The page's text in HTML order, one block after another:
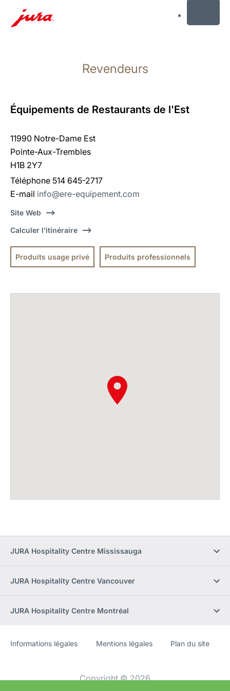
recherche
Revendeurs
Équipements de Restaurants de l'Est
11990 Notre-Dame Est
Pointe-Aux-Trembles
H1B 2Y7
Téléphone 514 645-2717
E-mail info@ere-equipement.com
Site Web
Calculer l’itinéraire
Produits usage privé Produits professionnels
JURA Hospitality Centre Mississauga
JURA Hospitality Centre Vancouver
JURA Hospitality Centre Montréal
Site
[Website
Informations légales Mentions légales Plan du site
Copyright © 2026